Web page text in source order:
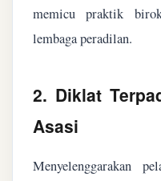
memicu praktik
lembaga peradilan.
2. Diklat
Asasi
Menyelenggarakan